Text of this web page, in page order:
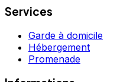
Services
Garde à domicile
Hébergement
Promenade